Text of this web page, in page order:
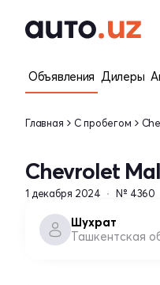
Объявления Дилеры
Главная С пробегом
Chevrolet
1 декабря 2024 № 4360
Шухрат